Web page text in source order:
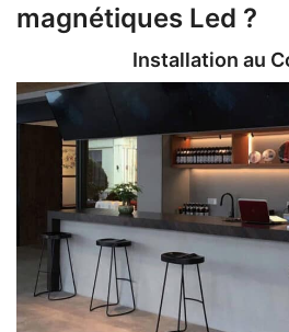
magnétiques Led ?
Installation au